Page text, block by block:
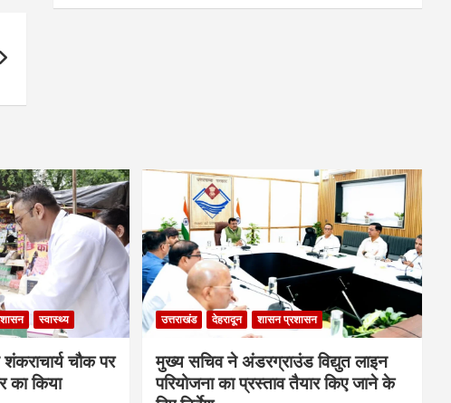
स्वास्थ्य
शंकराचार्य चौक पर
का किया
उत्तराखंड देहरादून शासन प्रशासन
मुख्य सचिव ने अंडरग्राउंड विद्युत लाइन
परियोजना का प्रस्ताव तैयार किए जाने के